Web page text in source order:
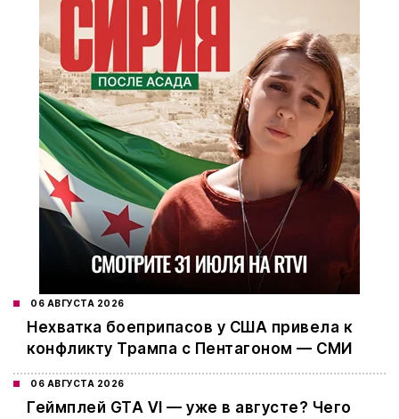
06 АВГУСТА 2026
Нехватка боеприпасов у США привела к
конфликту Трампа с Пентагоном — СМИ
06 АВГУСТА 2026
Геймплей GTA VI — уже в августе? Чего